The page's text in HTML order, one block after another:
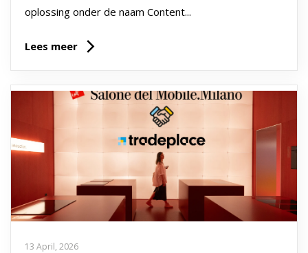
oplossing onder de naam Content...
Lees meer
13 April, 2026